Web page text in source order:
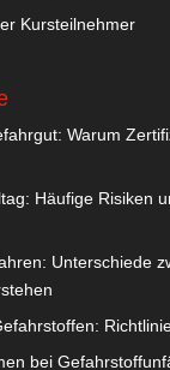
Kursteilnehmer
Warum
Häufige Risiken
Unterschiede
bei